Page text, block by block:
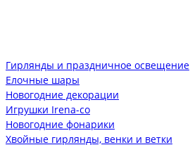
Гирлянды и праздничное освещение
Елочные шары
Новогодние декорации
Игрушки Irena-co
Новогодние фонарики
Хвойные гирлянды, венки и ветки